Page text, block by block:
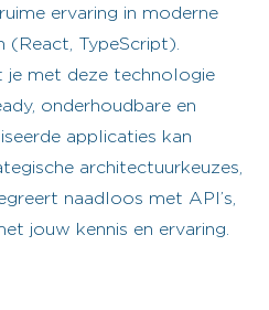
ervaring in moderne
TypeScript).
je met deze technologie
onderhoudbare en
applicaties kan
architectuurkeuzes,
naadloos met API’s,
jouw kennis en ervaring.